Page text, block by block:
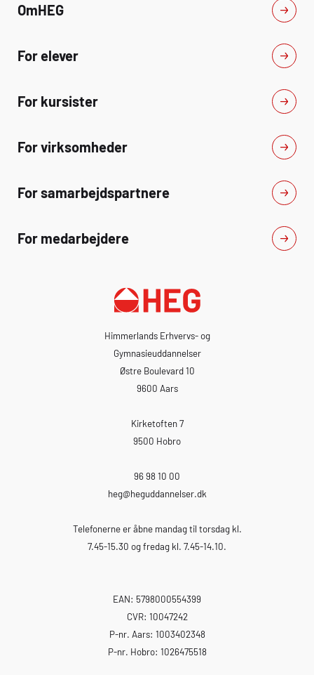
OmHEG
For elever
For kursister
For virksomheder
For samarbejdspartnere
For medarbejdere
Himmerlands Erhvervs- og
Gymnasieuddannelser
Østre Boulevard 10
9600 Aars
Kirketoften 7
9500 Hobro
96 98 10 00
heg@heguddannelser.dk
Telefonerne er åbne mandag til torsdag kl.
7.45-15.30 og fredag kl. 7.45-14.10.
EAN: 5798000554399
CVR: 10047242
P-nr. Aars: 1003402348
P-nr. Hobro: 1026475518